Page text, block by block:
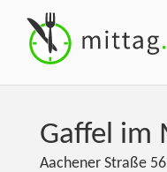
Gaffel im
Aachener Straße